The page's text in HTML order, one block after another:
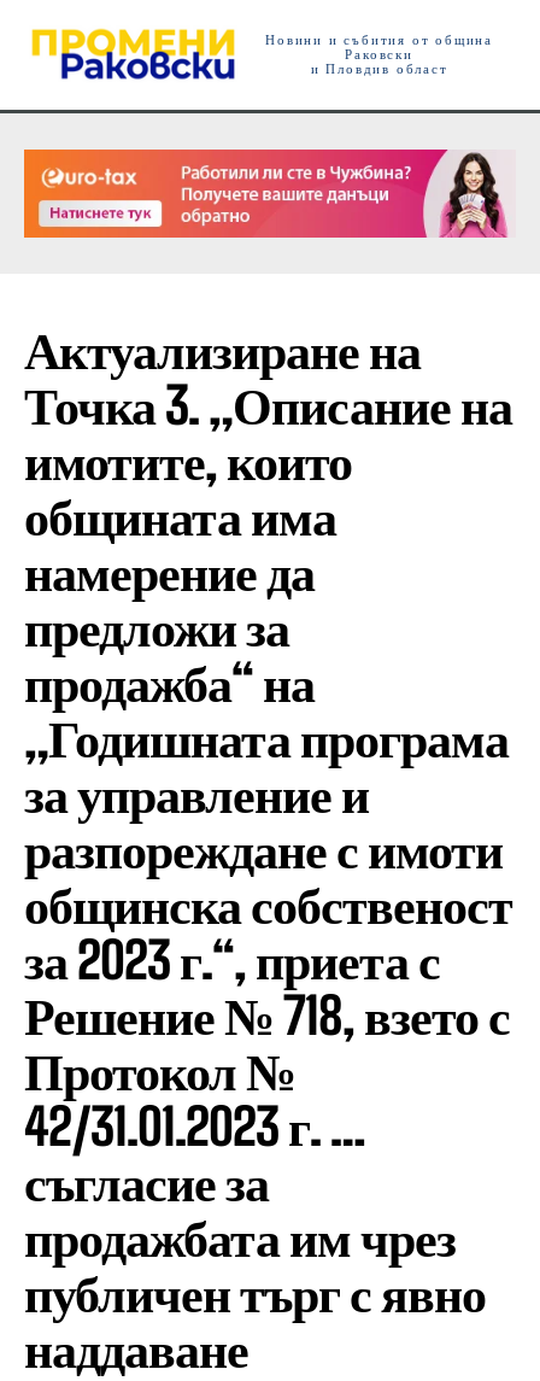
Новини и събития от община
Раковски
и Пловдив област
Актуализиране на
Точка 3. „Описание на
имотите, които
общината има
намерение да
предложи за
продажба“ на
„Годишната програма
за управление и
разпореждане с имоти
общинска собственост
за 2023 г.“, приета с
Решение № 718, взето с
Протокол №
42/31.01.2023 г. …
съгласие за
продажбата им чрез
публичен търг с явно
наддаване